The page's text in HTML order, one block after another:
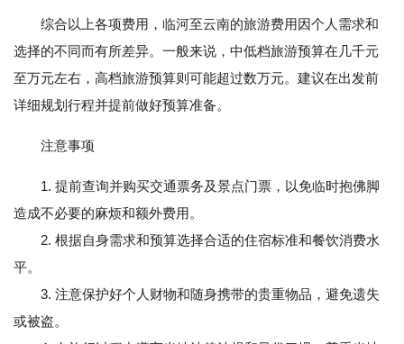
综合以上各项费用，临河至云南的旅游费用因个人需求和
选择的不同而有所差异。一般来说，中低档旅游预算在几千元
至万元左右，高档旅游预算则可能超过数万元。建议在出发前
详细规划行程并提前做好预算准备。
注意事项
1. 提前查询并购买交通票务及景点门票，以免临时抱佛脚
造成不必要的麻烦和额外费用。
2. 根据自身需求和预算选择合适的住宿标准和餐饮消费水
平。
3. 注意保护好个人财物和随身携带的贵重物品，避免遗失
或被盗。